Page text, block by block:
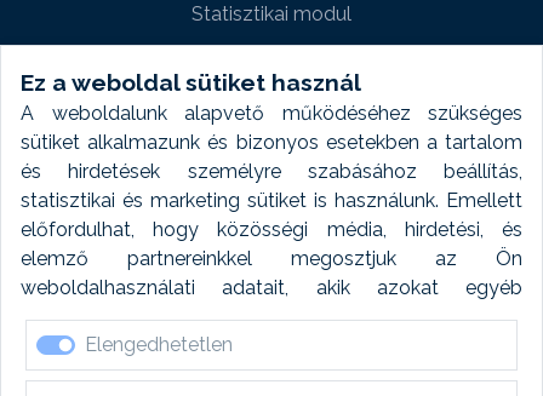
Ez a weboldal sütiket használ
A weboldalunk alapvető működéséhez szükséges
sütiket alkalmazunk és bizonyos esetekben a tartalom
és hirdetések személyre szabásához beállítás,
statisztikai és marketing sütiket is használunk. Emellett
előfordulhat, hogy közösségi média, hirdetési, és
elemző partnereinkkel megosztjuk az Ön
weboldalhasználati adatait, akik azokat egyéb
forrásokból gyűjtött adatokkal kombinálhatják. A sütik
elfogadásával kapcsolatosan naplózást végzünk és
ezen adatokat 6 hónap után automatikusan töröljük. A
Elengedhetetlen
Statisztikai modul
Weboldal modul
Fényképtár extra modul
Autómosó modul
Feladatütemezés